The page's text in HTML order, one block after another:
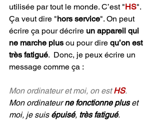
utilisée par tout le monde. C’est "HS".
Ça veut dire "hors service". On peut
écrire ça pour décrire un appareil qui
ne marche plus ou pour dire qu’on est
très fatigué.  Donc, je peux écrire un
message comme ça :
Mon ordinateur et moi, on est HS.
Mon ordinateur ne fonctionne plus et
moi, je suis épuisé, très fatigué.